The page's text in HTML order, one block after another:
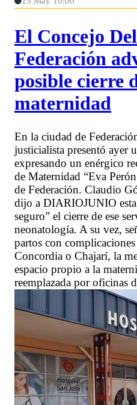
El Concejo
Federación
posible cierre
maternidad
En la ciudad de
justicialista presentó ayer
expresando un enérgico
de Maternidad “Eva
de Federación. Claudio
dijo a DIARIOJUNIO esta
seguro” el cierre de ese
neonatología. A su vez,
partos con
Concordia o Chajarí, la
espacio propio a la
reemplazada por oficinas